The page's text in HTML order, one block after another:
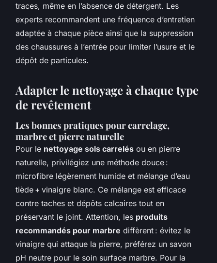
traces, même en l’absence de détergent. Les
experts recommandent une fréquence d’entretien
adaptée à chaque pièce ainsi que la suppression
des chaussures à l’entrée pour limiter l’usure et le
dépôt de particules.
Adapter le nettoyage à chaque type
de revêtement
Les bonnes pratiques pour carrelage,
marbre et pierre naturelle
Pour le nettoyage sols carrelés ou en pierre
naturelle, privilégiez une méthode douce :
microfibre légèrement humide et mélange d’eau
tiède + vinaigre blanc. Ce mélange est efficace
contre taches et dépôts calcaires tout en
préservant le joint. Attention, les produits
recommandés pour marbre diffèrent : évitez le
vinaigre qui attaque la pierre, préférez un savon
pH neutre pour le soin surface marbre. Pour la